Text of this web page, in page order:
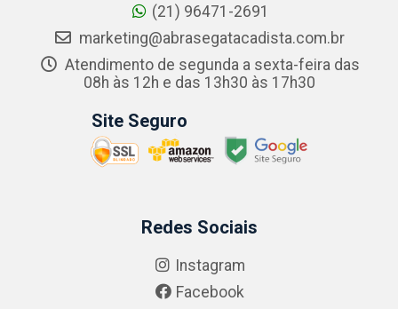
(21) 96471-2691
marketing@abrasegatacadista.com.br
Atendimento de segunda a sexta-feira das
08h às 12h e das 13h30 às 17h30
Site Seguro
Redes Sociais
Instagram
Facebook